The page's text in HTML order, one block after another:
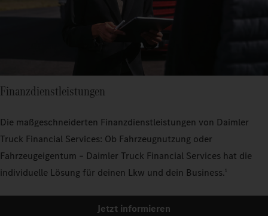
Finanzdienstleistungen
Die maßgeschneiderten Finanzdienstleistungen von Daimler
Truck Financial Services: Ob Fahrzeugnutzung oder
Fahrzeugeigentum – Daimler Truck Financial Services hat die
individuelle Lösung für deinen Lkw und dein Business.1
Jetzt informieren